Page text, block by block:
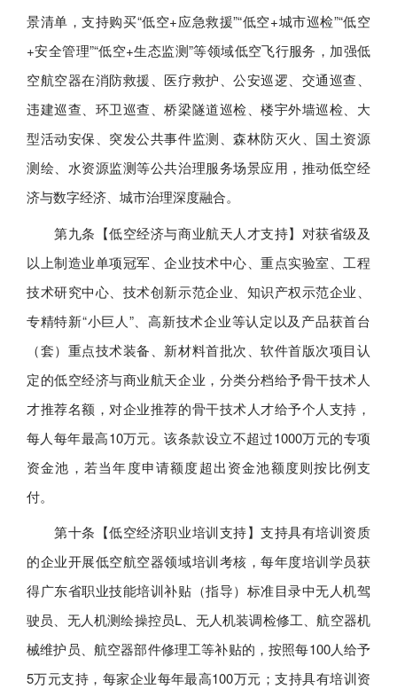
景清单，支持购买“低空+应急救援”“低空+城市巡检”“低空
+安全管理”“低空+生态监测”等领域低空飞行服务，加强低
空航空器在消防救援、医疗救护、公安巡逻、交通巡查、
违建巡查、环卫巡查、桥梁隧道巡检、楼宇外墙巡检、大
型活动安保、突发公共事件监测、森林防灭火、国土资源
测绘、水资源监测等公共治理服务场景应用，推动低空经
济与数字经济、城市治理深度融合。
第九条【低空经济与商业航天人才支持】对获省级及
以上制造业单项冠军、企业技术中心、重点实验室、工程
技术研究中心、技术创新示范企业、知识产权示范企业、
专精特新“小巨人”、高新技术企业等认定以及产品获首台
（套）重点技术装备、新材料首批次、软件首版次项目认
定的低空经济与商业航天企业，分类分档给予骨干技术人
才推荐名额，对企业推荐的骨干技术人才给予个人支持，
每人每年最高10万元。该条款设立不超过1000万元的专项
资金池，若当年度申请额度超出资金池额度则按比例支
付。
第十条【低空经济职业培训支持】支持具有培训资质
的企业开展低空航空器领域培训考核，每年度培训学员获
得广东省职业技能培训补贴（指导）标准目录中无人机驾
驶员、无人机测绘操控员L、无人机装调检修工、航空器机
械维护员、航空器部件修理工等补贴的，按照每100人给予
5万元支持，每家企业每年最高100万元；支持具有培训资